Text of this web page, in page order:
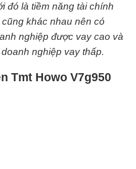
đó là tiềm năng tài chính
khác nhau nên có
nghiệp được vay cao và
nghiệp vay thấp.
Tmt Howo V7g950